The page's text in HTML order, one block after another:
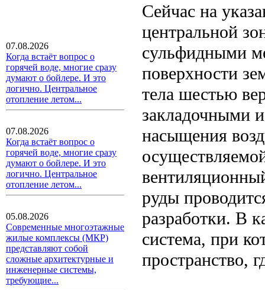
07.08.2026
Когда встаёт вопрос о
горячей воде, многие сразу
думают о бойлере. И это
логично. Центральное
отопление летом...
07.08.2026
Когда встаёт вопрос о
горячей воде, многие сразу
думают о бойлере. И это
логично. Центральное
отопление летом...
05.08.2026
Современные многоэтажные
жилые комплексы (МКР)
представляют собой
сложные архитектурные и
инженерные системы,
требующие...
Сейчас на
центральной
сульфидными
поверхности
тела шестью
закладочными
насыщения
руды
разработки. В
система, при
пространство,